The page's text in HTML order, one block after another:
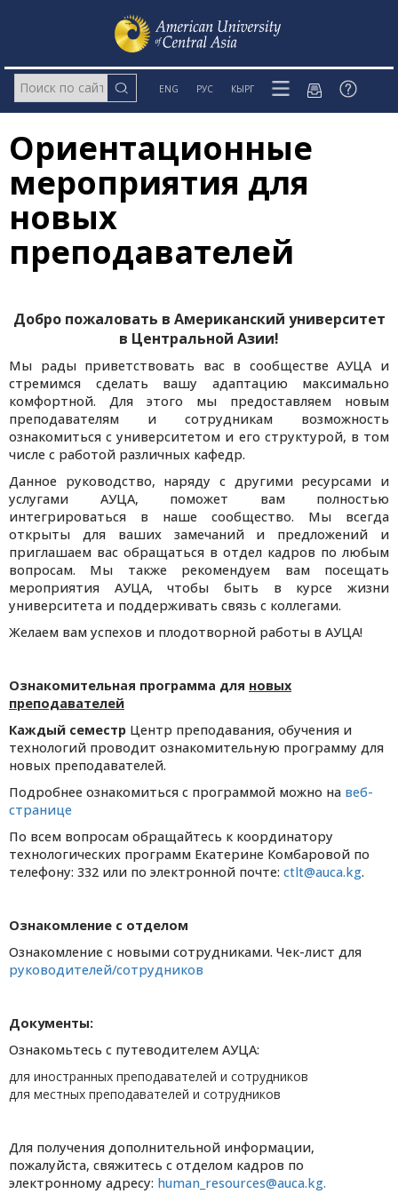
ENG РУС КЫРГ
Ориентационные
мероприятия для
новых
преподавателей
Добро пожаловать в Американский университет
в Центральной Азии!
Мы рады приветствовать вас в сообществе АУЦА и
стремимся сделать вашу адаптацию максимально
комфортной. Для этого мы предоставляем новым
преподавателям и сотрудникам возможность
ознакомиться с университетом и его структурой, в том
числе с работой различных кафедр.
Данное руководство, наряду с другими ресурсами и
услугами АУЦА, поможет вам полностью
интегрироваться в наше сообщество. Мы всегда
открыты для ваших замечаний и предложений и
приглашаем вас обращаться в отдел кадров по любым
вопросам. Мы также рекомендуем вам посещать
мероприятия АУЦА, чтобы быть в курсе жизни
университета и поддерживать связь с коллегами.
Желаем вам успехов и плодотворной работы в АУЦА!
Ознакомительная программа для новых
преподавателей
Каждый семестр Центр преподавания, обучения и
технологий проводит ознакомительную программу для
новых преподавателей.
Подробнее ознакомиться с программой можно на веб-
странице
По всем вопросам обращайтесь к координатору
технологических программ Екатерине Комбаровой по
телефону: 332 или по электронной почте: ctlt@auca.kg.
Ознакомление с отделом
Ознакомление с новыми сотрудниками. Чек-лист для
руководителей/сотрудников
Документы:
Ознакомьтесь с путеводителем АУЦА:
для иностранных преподавателей и сотрудников
для местных преподавателей и сотрудников
Для получения дополнительной информации,
пожалуйста, свяжитесь с отделом кадров по
электронному адресу: human_resources@auca.kg.